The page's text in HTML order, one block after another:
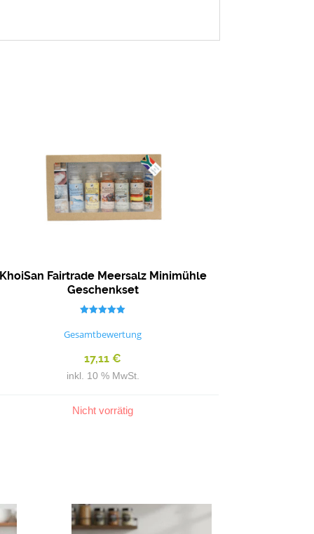
Fairtrade Meersalz Minimühle
Geschenkset
5.00
von 5
Gesamtbewertung
17,11€
inkl. 10 % MwSt.
Nicht vorrätig